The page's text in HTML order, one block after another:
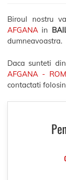
Biroul nostru
AFGANA in
dumneavoastra.
Daca sunteti din
AFGANA -
contactati